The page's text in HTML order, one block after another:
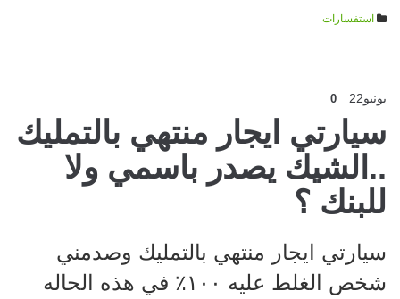
استفسارات
يونيو22
0
سيارتي ايجار منتهي بالتمليك
..الشيك يصدر باسمي ولا
للبنك ؟
سيارتي ايجار منتهي بالتمليك وصدمني
شخص الغلط عليه ١٠٠٪‏ في هذه الحاله